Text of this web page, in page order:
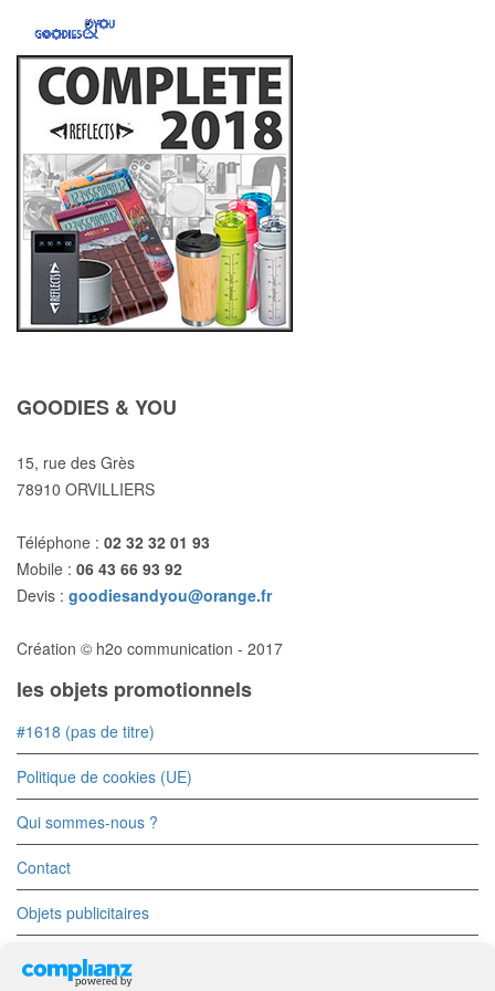
GOODIES & YOU
15, rue des Grès
78910 ORVILLIERS
Téléphone : 02 32 32 01 93
Mobile : 06 43 66 93 92
Devis : goodiesandyou@orange.fr
Création © h2o communication - 2017
les objets promotionnels
#1618 (pas de titre)
Politique de cookies (UE)
Qui sommes-nous ?
Contact
Objets publicitaires
Objets Divers